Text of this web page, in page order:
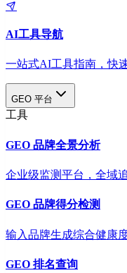
AI工具导航
一站式AI工具指南，快
GEO 平台
工具
GEO 品牌全景分析
企业级监测平台，全域
GEO 品牌得分检测
输入品牌生成综合健康
GEO 排名查询